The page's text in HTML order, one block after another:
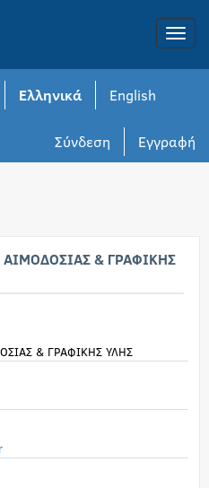
Toggle
Ελληνικά English
Εγγραφή
Σύνδεση
& ΓΡΑΦΙΚΗΣ
& ΓΡΑΦΙΚΗΣ ΥΛΗΣ